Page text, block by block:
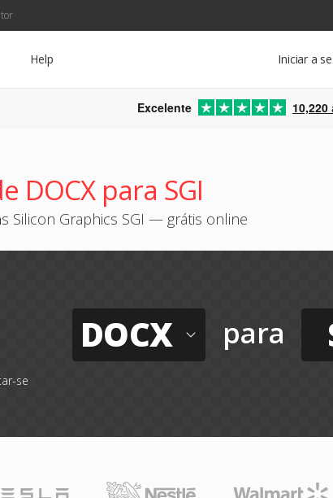
Iniciar a
Help
Excelente 10,220
DOCX para SGI
Silicon Graphics SGI — grátis online
se
DOCX para